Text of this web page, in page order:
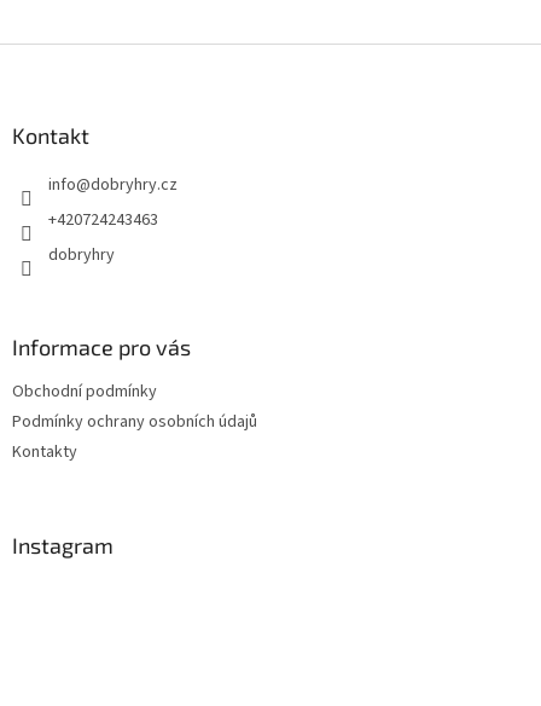
Kontakt
info@dobryhry.cz
+420724243463
dobryhry
Informace pro vás
Obchodní podmínky
Podmínky ochrany osobních údajů
Kontakty
Instagram